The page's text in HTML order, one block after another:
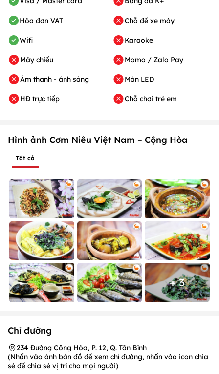
Hóa đơn VAT
Wifi
Máy chiếu
Âm thanh - ánh sáng
HĐ trực tiếp
Chỗ để xe máy
Karaoke
Momo / Zalo Pay
Màn LED
Chỗ chơi trẻ em
Hình ảnh Cơm Niêu Việt Nam – Cộng Hòa
Tất cả
+ 3
Chỉ đường
234 Đường Cộng Hòa, P. 12, Q. Tân Bình
(Nhấn vào ảnh bản đồ để xem chỉ đường, nhấn vào icon chia
sẻ để chia sẻ vị trí cho mọi người)